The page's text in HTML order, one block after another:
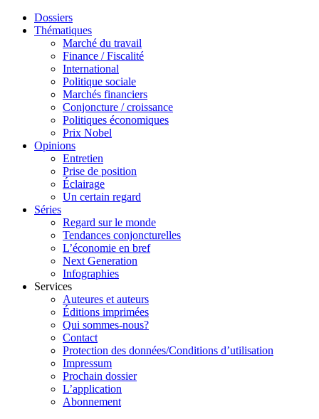
Dossiers
Thématiques
Marché du travail
Finance / Fiscalité
International
Politique sociale
Marchés financiers
Conjoncture / croissance
Politiques économiques
Prix Nobel
Opinions
Entretien
Prise de position
Éclairage
Un certain regard
Séries
Regard sur le monde
Tendances conjoncturelles
L’économie en bref
Next Generation
Infographies
Services
Auteures et auteurs
Éditions imprimées
Qui sommes-nous?
Contact
Protection des données/Conditions d’utilisation
Impressum
Prochain dossier
L’application
Abonnement